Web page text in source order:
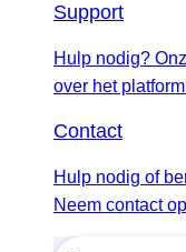
Support
Hulp nodig?
over het
Contact
Hulp nodig of
Neem contact